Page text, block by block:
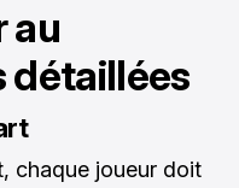
au
détaillées
chaque joueur doit